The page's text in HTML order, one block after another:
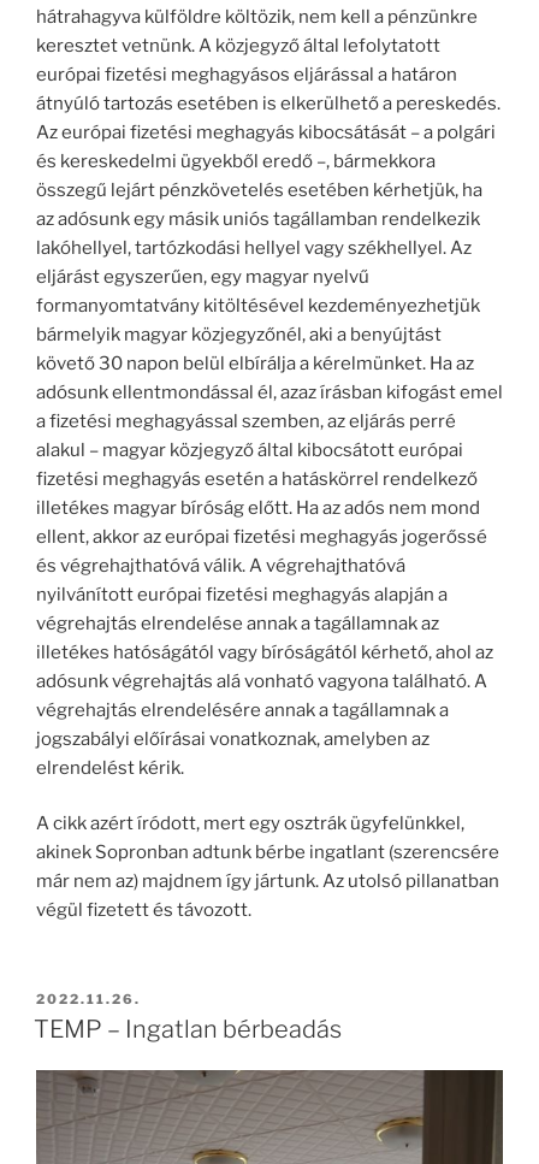
hátrahagyva külföldre költözik, nem kell a pénzünkre
keresztet vetnünk. A közjegyző által lefolytatott
európai fizetési meghagyásos eljárással a határon
átnyúló tartozás esetében is elkerülhető a pereskedés.
Az európai fizetési meghagyás kibocsátását – a polgári
és kereskedelmi ügyekből eredő –, bármekkora
összegű lejárt pénzkövetelés esetében kérhetjük, ha
az adósunk egy másik uniós tagállamban rendelkezik
lakóhellyel, tartózkodási hellyel vagy székhellyel. Az
eljárást egyszerűen, egy magyar nyelvű
formanyomtatvány kitöltésével kezdeményezhetjük
bármelyik magyar közjegyzőnél, aki a benyújtást
követő 30 napon belül elbírálja a kérelmünket. Ha az
adósunk ellentmondással él, azaz írásban kifogást emel
a fizetési meghagyással szemben, az eljárás perré
alakul – magyar közjegyző által kibocsátott európai
fizetési meghagyás esetén a hatáskörrel rendelkező
illetékes magyar bíróság előtt. Ha az adós nem mond
ellent, akkor az európai fizetési meghagyás jogerőssé
és végrehajthatóvá válik. A végrehajthatóvá
nyilvánított európai fizetési meghagyás alapján a
végrehajtás elrendelése annak a tagállamnak az
illetékes hatóságától vagy bíróságától kérhető, ahol az
adósunk végrehajtás alá vonható vagyona található. A
végrehajtás elrendelésére annak a tagállamnak a
jogszabályi előírásai vonatkoznak, amelyben az
elrendelést kérik.
A cikk azért íródott, mert egy osztrák ügyfelünkkel,
akinek Sopronban adtunk bérbe ingatlant (szerencsére
már nem az) majdnem így jártunk. Az utolsó pillanatban
végül fizetett és távozott.
2022.11.26.
TEMP – Ingatlan bérbeadás